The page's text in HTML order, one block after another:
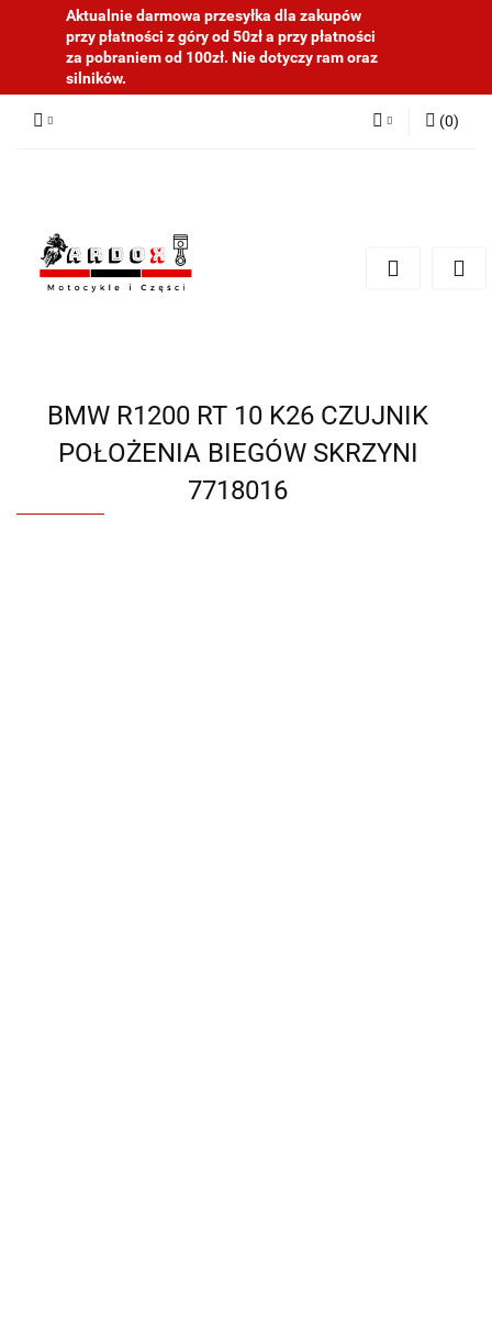
Aktualnie darmowa przesyłka dla zakupów
przy płatności z góry od 50zł a przy płatności
za pobraniem od 100zł. Nie dotyczy ram oraz
silników.
(0)
BMW R1200 RT 10 K26 CZUJNIK
POŁOŻENIA BIEGÓW SKRZYNI
7718016